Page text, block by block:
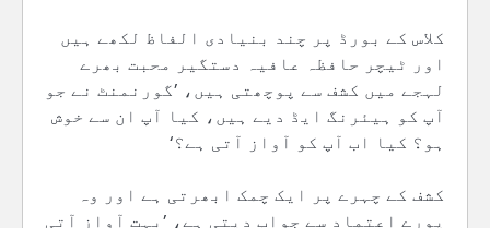
کلاس کے بورڈ پر چند بنیادی الفاظ لکھے ہیں
اور ٹیچر حافظہ عافیہ دستگیر محبت بھرے
لہجے میں کشف سے پوچھتی ہیں، ’گورنمنٹ نے جو
آپ کو ہیئرنگ ایڈ دیے ہیں، کیا آپ ان سے خوش
ہو؟ کیا اب آپ کو آواز آتی ہے؟‘
کشف کے چہرے پر ایک چمک ابھرتی ہے اور وہ
پورے اعتماد سے جواب دیتی ہے، ’بہت آواز آتی